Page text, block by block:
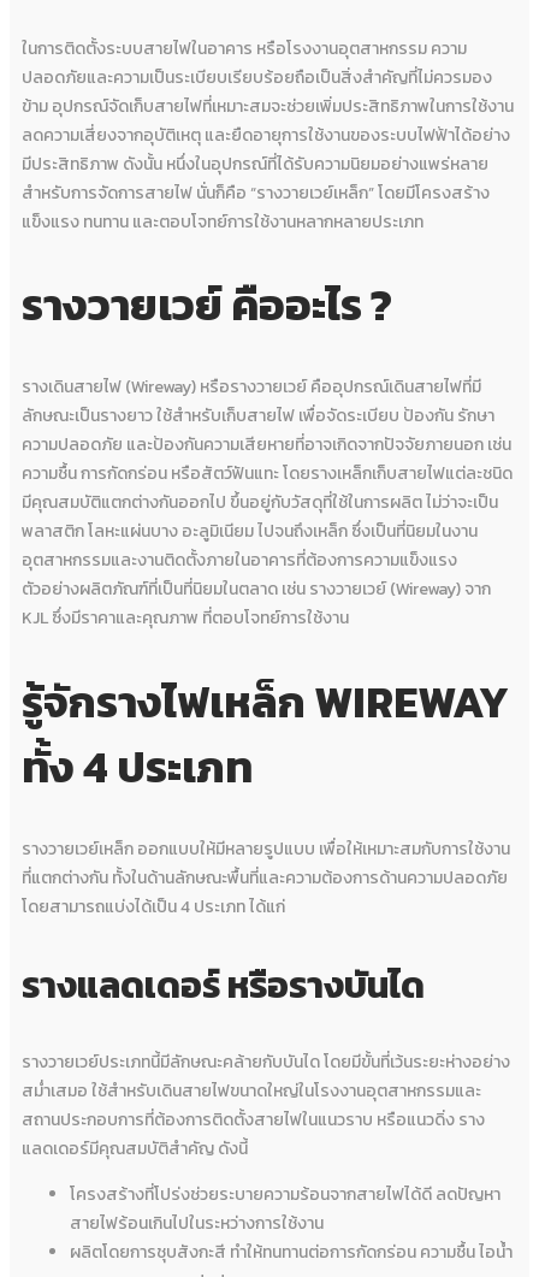
ในการติดตั้งระบบสายไฟในอาคาร หรือโรงงานอุตสาหกรรม ความ
ปลอดภัยและความเป็นระเบียบเรียบร้อยถือเป็นสิ่งสำคัญที่ไม่ควรมอง
ข้าม อุปกรณ์จัดเก็บสายไฟที่เหมาะสมจะช่วยเพิ่มประสิทธิภาพในการใช้งาน
ลดความเสี่ยงจากอุบัติเหตุ และยืดอายุการใช้งานของระบบไฟฟ้าได้อย่าง
มีประสิทธิภาพ ดังนั้น หนึ่งในอุปกรณ์ที่ได้รับความนิยมอย่างแพร่หลาย
สำหรับการจัดการสายไฟ นั่นก็คือ “รางวายเวย์เหล็ก” โดยมีโครงสร้าง
แข็งแรง ทนทาน และตอบโจทย์การใช้งานหลากหลายประเภท
รางวายเวย์ คืออะไร?
รางเดินสายไฟ (Wireway) หรือรางวายเวย์ คืออุปกรณ์เดินสายไฟที่มี
ลักษณะเป็นรางยาว ใช้สำหรับเก็บสายไฟ เพื่อจัดระเบียบ ป้องกัน รักษา
ความปลอดภัย และป้องกันความเสียหายที่อาจเกิดจากปัจจัยภายนอก เช่น
ความชื้น การกัดกร่อน หรือสัตว์ฟันแทะ โดยรางเหล็กเก็บสายไฟแต่ละชนิด
มีคุณสมบัติแตกต่างกันออกไป ขึ้นอยู่กับวัสดุที่ใช้ในการผลิต ไม่ว่าจะเป็น
พลาสติก โลหะแผ่นบาง อะลูมิเนียม ไปจนถึงเหล็ก ซึ่งเป็นที่นิยมในงาน
อุตสาหกรรมและงานติดตั้งภายในอาคารที่ต้องการความแข็งแรง
ตัวอย่างผลิตภัณฑ์ที่เป็นที่นิยมในตลาด เช่น รางวายเวย์ (Wireway) จาก
KJL ซึ่งมีราคาและคุณภาพ ที่ตอบโจทย์การใช้งาน
รู้จักรางไฟเหล็ก WIREWAY
ทั้ง 4 ประเภท
รางวายเวย์เหล็ก ออกแบบให้มีหลายรูปแบบ เพื่อให้เหมาะสมกับการใช้งาน
ที่แตกต่างกัน ทั้งในด้านลักษณะพื้นที่และความต้องการด้านความปลอดภัย
โดยสามารถแบ่งได้เป็น 4 ประเภท ได้แก่
รางแลดเดอร์ หรือรางบันได
รางวายเวย์ประเภทนี้มีลักษณะคล้ายกับบันได โดยมีขั้นที่เว้นระยะห่างอย่าง
สม่ำเสมอ ใช้สำหรับเดินสายไฟขนาดใหญ่ในโรงงานอุตสาหกรรมและ
สถานประกอบการที่ต้องการติดตั้งสายไฟในแนวราบ หรือแนวดิ่ง ราง
แลดเดอร์มีคุณสมบัติสำคัญ ดังนี้
โครงสร้างที่โปร่งช่วยระบายความร้อนจากสายไฟได้ดี ลดปัญหา
สายไฟร้อนเกินไปในระหว่างการใช้งาน
ผลิตโดยการชุบสังกะสี ทำให้ทนทานต่อการกัดกร่อน ความชื้น ไอน้ำ